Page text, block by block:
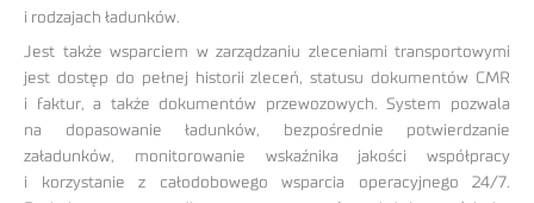
i rodzajach ładunków.
Jest także wsparciem w zarządzaniu zleceniami transportowymi
jest dostęp do pełnej historii zleceń, statusu dokumentów CMR
i faktur, a także dokumentów przewozowych. System pozwala
na dopasowanie ładunków, bezpośrednie potwierdzanie
załadunków, monitorowanie wskaźnika jakości współpracy
i korzystanie z całodobowego wsparcia operacyjnego 24/7.